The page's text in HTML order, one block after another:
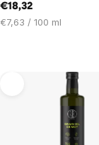
€18,32
Cijena
€7,63 / 100 ml